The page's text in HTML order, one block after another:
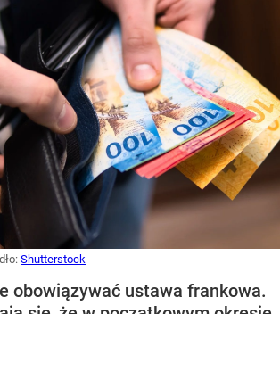
Shutterstock
obowiązywać ustawa frankowa.
się, że w początkowym okresie